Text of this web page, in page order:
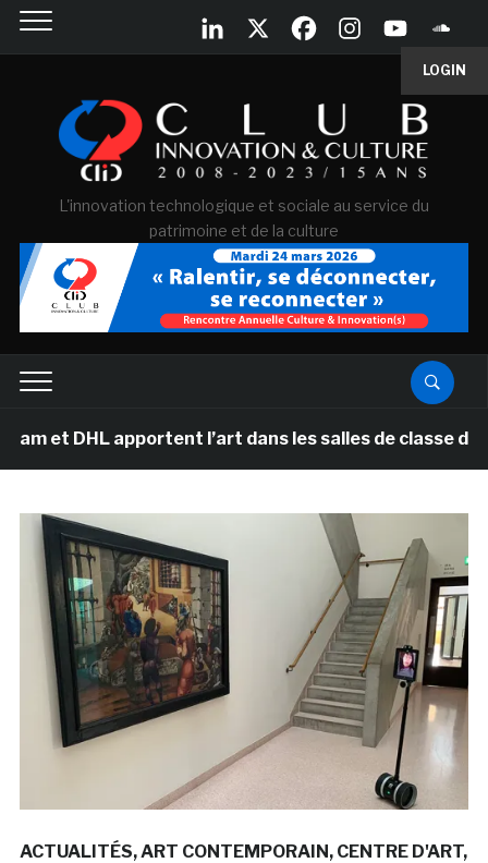
LOGIN
L'innovation technologique et sociale au service du
patrimoine et de la culture
DHL apportent l’art dans les salles de classe des
ACTUALITÉS ART CONTEMPORAIN CENTRE D'ART